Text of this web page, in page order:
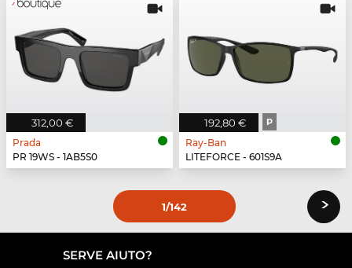
312,00 €
Prada
PR 19WS - 1AB5S0
192,80 € P
Ray-Ban
LITEFORCE - 601S9A
1/142 ›
SERVE AIUTO?